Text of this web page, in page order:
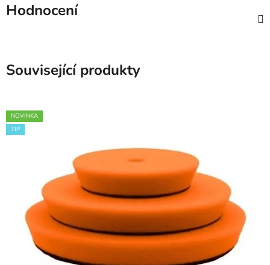
Hodnocení
Související produkty
NOVINKA
TIP